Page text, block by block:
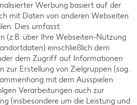
Weitere Angebote anzeigen
Werbung basiert auf der
mit Daten von anderen Webseiten
Dies umfasst
(z.B. über Ihre Webseiten-Nutzung
einschließlich dem
dem Zugriff auf Informationen
zur Erstellung von Zielgruppen (sog.
mit dem Ausspielen
Verarbeitungen auch zur
(insbesondere um die Leistung und